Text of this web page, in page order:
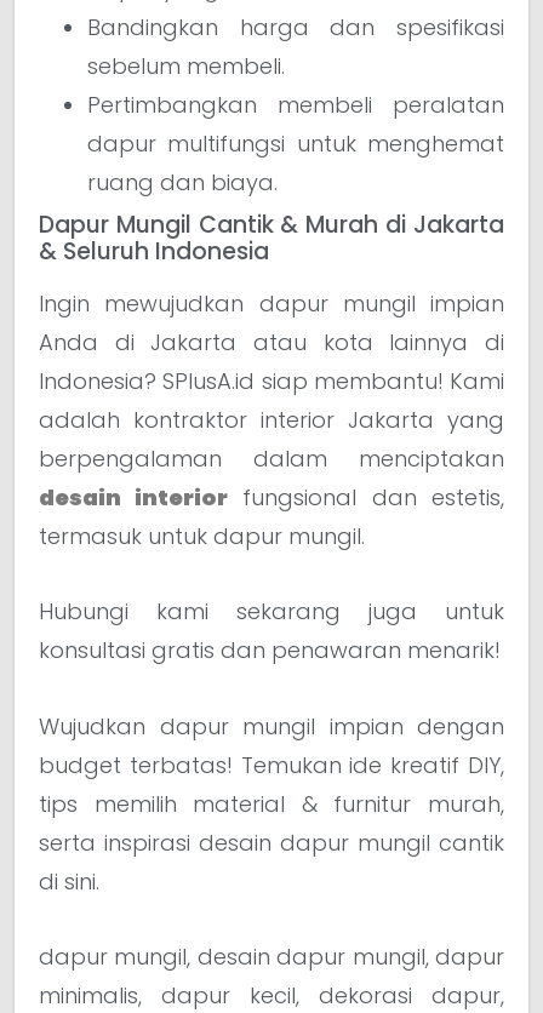
Bandingkan harga dan spesifikasi
sebelum membeli.
Pertimbangkan membeli peralatan
dapur multifungsi untuk menghemat
ruang dan biaya.
Dapur Mungil Cantik & Murah di Jakarta
& Seluruh Indonesia
Ingin mewujudkan dapur mungil impian
Anda di Jakarta atau kota lainnya di
Indonesia? SPlusA.id siap membantu! Kami
adalah kontraktor interior Jakarta yang
berpengalaman dalam menciptakan
desain interiorfungsional dan estetis,
termasuk untuk dapur mungil.
Hubungi kami sekarang juga untuk
konsultasi gratis dan penawaran menarik!
Wujudkan dapur mungil impian dengan
budget terbatas! Temukan ide kreatif DIY,
tips memilih material & furnitur murah,
serta inspirasi desain dapur mungil cantik
di sini.
dapur mungil, desain dapur mungil, dapur
minimalis, dapur kecil, dekorasi dapur,